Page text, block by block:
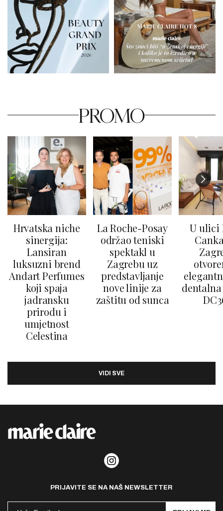
PROMO
Hrvatska niche
sinergija:
Lansiran
luksuzni brend
Andart Perfumes
koji spaja
jadransku
prirodu i
umjetnost
Celestina
La Roche-Posay
održao teniski
spektakl u
Zagrebu uz
predstavljanje
nove linije za
zaštitu od sunca
U ulici
VIDI SVE
PRIJAVITE SE NA NAŠ NEWSLETTER